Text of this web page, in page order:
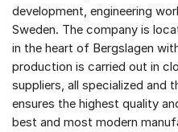
development, engineering
Sweden. The company is
in the heart of Bergslagen
production is carried out in
suppliers, all specialized and
ensures the highest quality
best and most modern